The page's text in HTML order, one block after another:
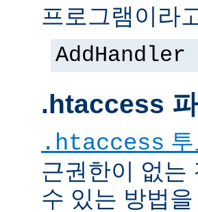
프로그램이라
.htaccess
.htaccess
근권한이 없는
수 있는 방법